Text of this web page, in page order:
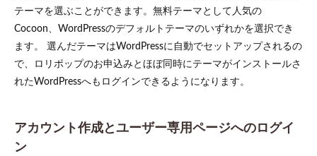
テーマを選ぶことができます。無料テーマとして人気の
Cocoon、WordPressのデフォルトテーマのいずれかを選択でき
ます。 選んだテーマはWordPressに自動でセットアップされるの
で、ロリポップのお申込みとほぼ同時にテーマがインストールさ
れたWordPressへもログインできるようになります。
アカウント作成とユーザー専用ページへのログイ
ン